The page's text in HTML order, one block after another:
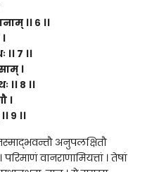
।। ६ ।।
।
।। ७ ।।
।
।। ८ ।।
।
।। ९ ।।
अनुपलक्षितौ
वानराणामियत्तां । तेषां